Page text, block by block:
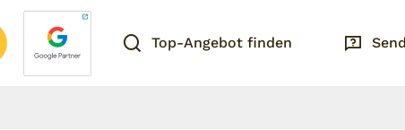
Top-Angebot finden